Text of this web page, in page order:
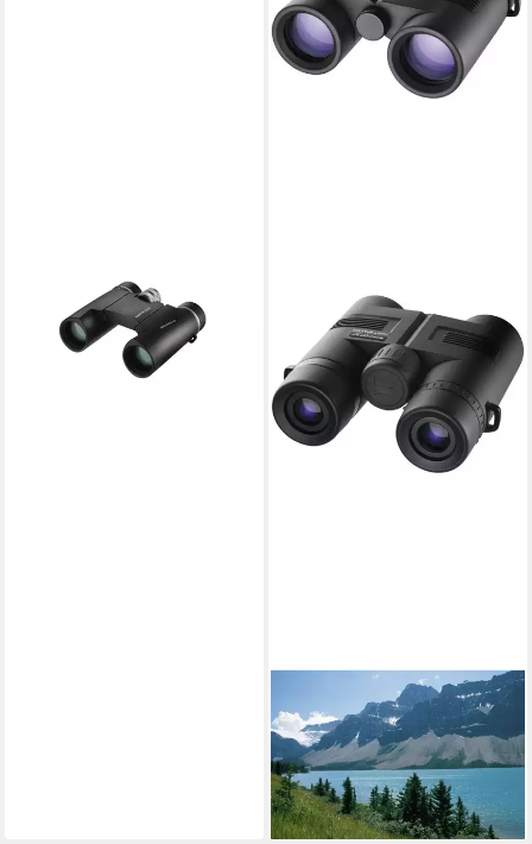
ESCHENBACH OPTIK
Eschenbach Optik Fernglas
Fernglas
lieferbar - in 6-7 Werktagen bei dir
Eschenbach Fernglas Arena
D+ 8x32 B 8 x 32 mm
Dachkant Schwarz (gummie
Fernglas
ab 145,89 €
lieferbar - in 6-7 Werktagen bei dir